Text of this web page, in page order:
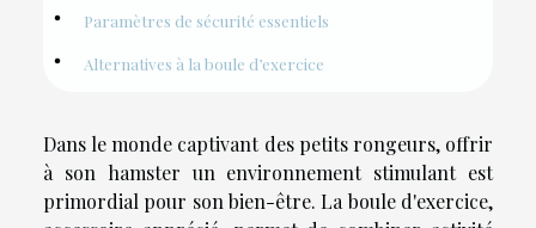
Paramètres de sécurité essentiels
Alternatives à la boule d’exercice
Dans le monde captivant des petits rongeurs, offrir
à son hamster un environnement stimulant est
primordial pour son bien-être. La boule d'exercice,